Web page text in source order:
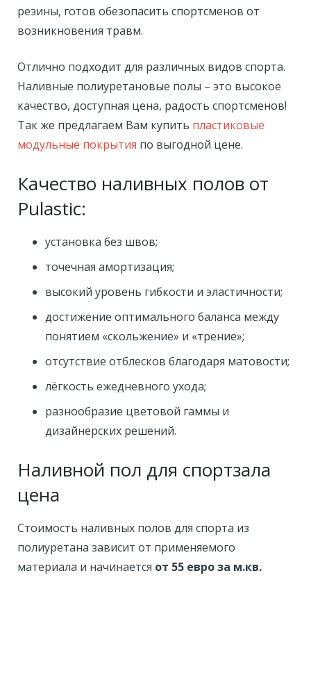
резины, готов обезопасить спортсменов от
возникновения травм.
Отлично подходит для различных видов спорта.
Наливные полиуретановые полы – это высокое
качество, доступная цена, радость спортсменов!
Так же предлагаем Вам купить пластиковые
модульные покрытия по выгодной цене.
Качество наливных полов от
Pulastic:
установка без швов;
точечная амортизация;
высокий уровень гибкости и эластичности;
достижение оптимального баланса между
понятием «скольжение» и «трение»;
отсутствие отблесков благодаря матовости;
лёгкость ежедневного ухода;
разнообразие цветовой гаммы и
дизайнерских решений.
Наливной пол для спортзала
цена
Стоимость наливных полов для спорта из
полиуретана зависит от применяемого
материала и начинается от 55 евро за м.кв.